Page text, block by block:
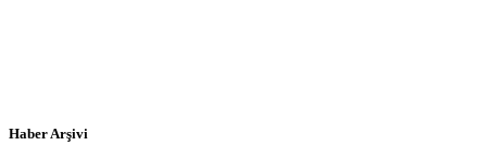
Haber Arşivi